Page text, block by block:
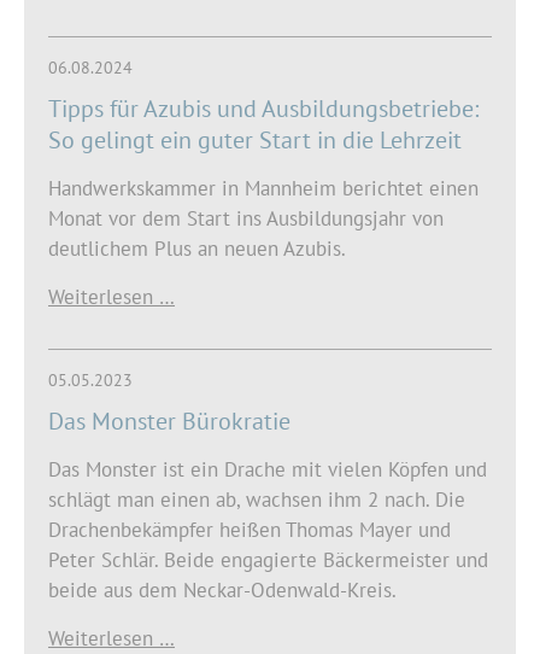
06.08.2024
Tipps für Azubis und Ausbildungsbetriebe:
So gelingt ein guter Start in die Lehrzeit
Handwerkskammer in Mannheim berichtet einen
Monat vor dem Start ins Ausbildungsjahr von
deutlichem Plus an neuen Azubis.
Weiterlesen …
05.05.2023
Das Monster Bürokratie
Das Monster ist ein Drache mit vielen Köpfen und
schlägt man einen ab, wachsen ihm 2 nach. Die
Drachenbekämpfer heißen Thomas Mayer und
Peter Schlär. Beide engagierte Bäckermeister und
beide aus dem Neckar-Odenwald-Kreis.
Weiterlesen …